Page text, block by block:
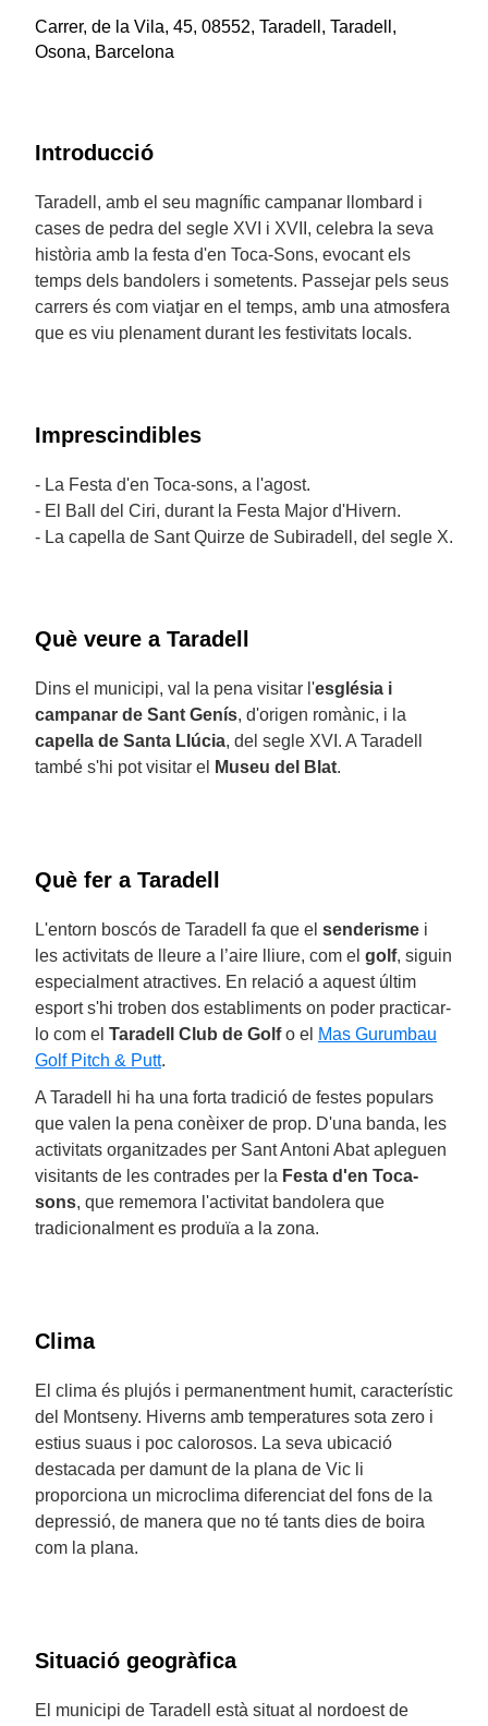
Carrer, de la Vila, 45, 08552, Taradell, Taradell,
Osona, Barcelona
Introducció
Taradell, amb el seu magnífic campanar llombard i
cases de pedra del segle XVI i XVII, celebra la seva
història amb la festa d'en Toca-Sons, evocant els
temps dels bandolers i sometents. Passejar pels seus
carrers és com viatjar en el temps, amb una atmosfera
que es viu plenament durant les festivitats locals.
Imprescindibles
- La Festa d'en Toca-sons, a l'agost.
- El Ball del Ciri, durant la Festa Major d'Hivern.
- La capella de Sant Quirze de Subiradell, del segle X.
Què veure a Taradell
Dins el municipi, val la pena visitar l'església i
campanar de Sant Genís, d'origen romànic, i la
capella de Santa Llúcia, del segle XVI. A Taradell
també s'hi pot visitar el
Museu del Blat.
Què fer a Taradell
L'entorn boscós de Taradell fa que el senderisme i
les activitats de lleure a l’aire lliure, com el golf, siguin
especialment atractives. En relació a aquest últim
esport s'hi troben dos establiments on poder practicar-
lo com el Taradell Club de Golfo el Mas Gurumbau
Golf Pitch & Putt.
A Taradell hi ha una forta tradició de festes populars
que valen la pena conèixer de prop. D'una banda, les
activitats organitzades per Sant Antoni Abat apleguen
visitants de les contrades per la Festa d'en Toca-
sons, que rememora l'activitat bandolera que
tradicionalment es produïa a la zona.
Clima
El clima és plujós i permanentment humit, característic
del Montseny. Hiverns amb temperatures sota zero i
estius suaus i poc calorosos. La seva ubicació
destacada per damunt de la plana de Vic li
proporciona un microclima diferenciat del fons de la
depressió, de manera que no té tants dies de boira
com la plana.
Situació geogràfica
El municipi de Taradell està situat al nordoest de